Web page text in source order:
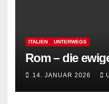
ITALIEN UNTERWEGS
Rom – die
14. JANUAR 2026